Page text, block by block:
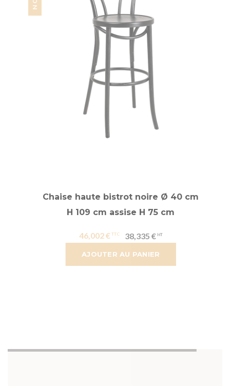
AJOUTER AU PANIER
Chaise haute bistrot noire Ø 40 cm
H 109 cm assise H 75 cm
46,002 € 38,335 €